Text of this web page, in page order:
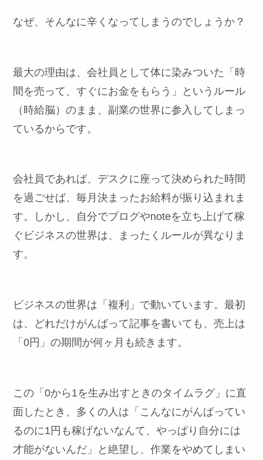
なぜ、そんなに辛くなってしまうのでしょうか？
最大の理由は、会社員として体に染みついた「時
間を売って、すぐにお金をもらう」というルール
（時給脳）のまま、副業の世界に参入してしまっ
ているからです。
会社員であれば、デスクに座って決められた時間
を過ごせば、毎月決まったお給料が振り込まれま
す。しかし、自分でブログやnoteを立ち上げて稼
ぐビジネスの世界は、まったくルールが異なりま
す。
ビジネスの世界は「複利」で動いています。最初
は、どれだけがんばって記事を書いても、売上は
「0円」の期間が何ヶ月も続きます。
この「0から1を生み出すときのタイムラグ」に直
面したとき、多くの人は「こんなにがんばってい
るのに1円も稼げないなんて、やっぱり自分には
才能がないんだ」と絶望し、作業をやめてしまい